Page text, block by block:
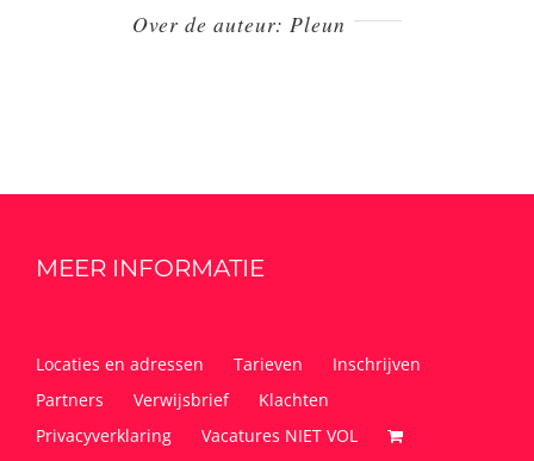
Over de auteur: Pleun
MEER INFORMATIE
Locaties en adressen Tarieven
Inschrijven
Partners
Verwijsbrief
Klachten
Privacyverklaring
Vacatures NIET VOL